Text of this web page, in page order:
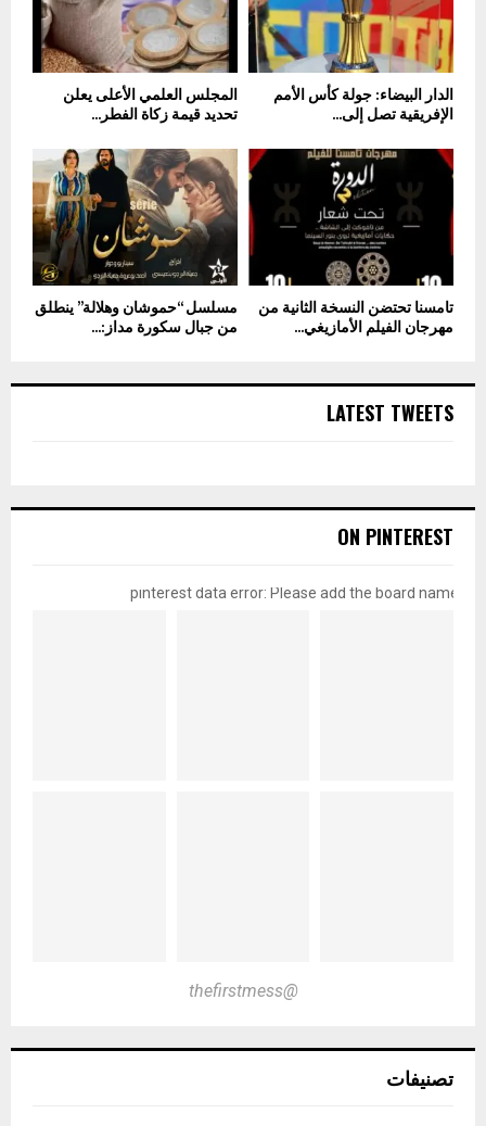
المجلس العلمي الأعلى يعلن
تحديد قيمة زكاة الفطر...
الدار البيضاء: جولة كأس الأمم
الإفريقية تصل إلى...
مسلسل “حموشان وهلالة” ينطلق
من جبال سكورة مداز:...
تامسنا تحتضن النسخة الثانية من
مهرجان الفيلم الأمازيغي...
LATEST TWEETS
ON PINTEREST
pinterest data error: Please add the board name
@thefirstmess
تصنيفات